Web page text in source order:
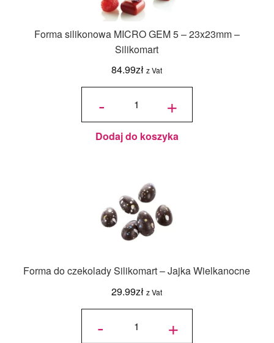
Forma silikonowa MICRO GEM 5 – 23x23mm –
Silikomart
84.99zł z Vat
-
ilość
MICRO
GEM 5 -
23x23mm
-
Silikomart
+
Dodaj do koszyka
Forma do czekolady Silikomart – Jajka Wielkanocne
29.99zł z Vat
-
ilość Forma
Silikomart -
Jajka
Wielkanocne +